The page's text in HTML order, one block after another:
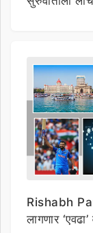
Rishabh
लागणार